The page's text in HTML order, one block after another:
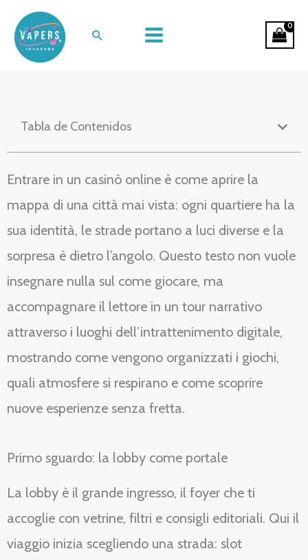
contenido
Buscar
La mappa segreta del divertimento
nei casinò online
Tabla de Contenidos
Entrare in un casinò online è come aprire la
mappa di una città mai vista: ogni quartiere ha la
sua identità, le strade portano a luci diverse e la
sorpresa è dietro l’angolo. Questo testo non vuole
insegnare nulla sul come giocare, ma
accompagnare il lettore in un tour narrativo
attraverso i luoghi dell’intrattenimento digitale,
mostrando come vengono organizzati i giochi,
quali atmosfere si respirano e come scoprire
nuove esperienze senza fretta.
Primo sguardo: la lobby come portale
La lobby è il grande ingresso, il foyer che ti
accoglie con vetrine, filtri e consigli editoriali. Qui il
viaggio inizia scegliendo una strada: slot